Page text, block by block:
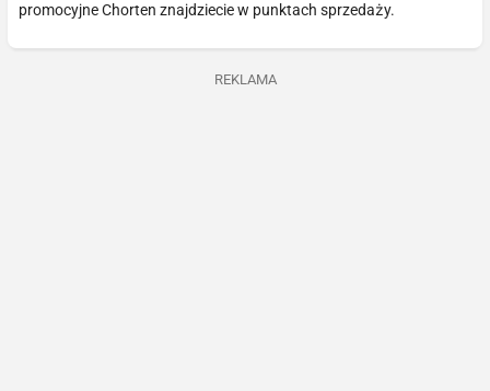
promocyjne Chorten znajdziecie w punktach sprzedaży.
REKLAMA